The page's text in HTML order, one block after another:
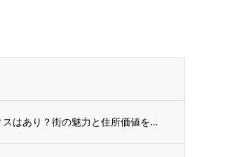
7月のオススメコラムは「三軒茶屋のバーチャルオフィスはあり？街の魅力と住所価値を解説」